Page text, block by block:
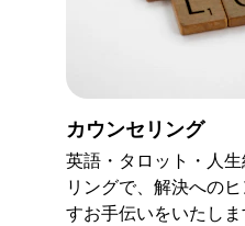
カウンセリング
英語・タロット・人
リングで、解決への
すお手伝いをいたし